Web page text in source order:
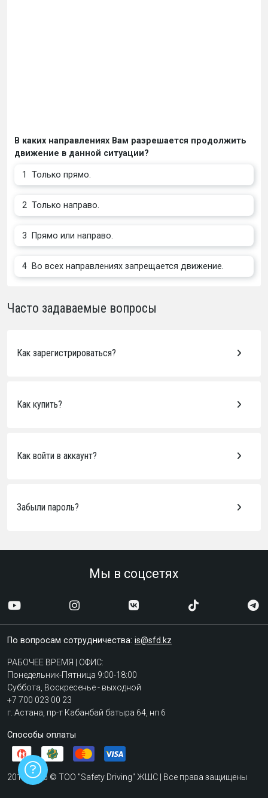
В каких направлениях Вам разрешается продолжить
движение в данной ситуации?
1 Только прямо.
2 Только направо.
3 Прямо или направо.
4 Во всех направлениях запрещается движение.
Часто задаваемые вопросы
Как зарегистрироваться?
Как купить?
Как войти в аккаунт?
Забыли пароль?
Мы в соцсетях
По вопросам сотрудничества: is@sfd.kz
РАБОЧЕЕ ВРЕМЯ | ОФИС:
Понедельник-Пятница 9:00-18:00
Суббота, Воскресенье - выходной
+7 700 023 00 23
г. Астана, пр-т Кабанбай батыра 64, нп 6
Способы оплаты
2015-2026 © ТОО "Safety Driving" ЖШС | Все права защищены